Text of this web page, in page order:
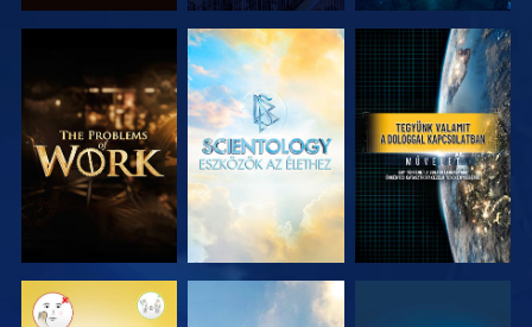
A SOROZAT
RÉSZEI
A SOROZAT
RÉSZEI
MŰSORNÉZÉS